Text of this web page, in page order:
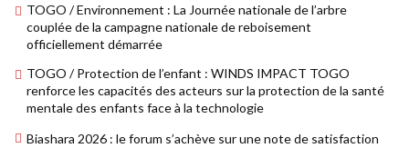
TOGO / Environnement : La Journée nationale de l’arbre
couplée de la campagne nationale de reboisement
officiellement démarrée
TOGO / Protection de l’enfant : WINDS IMPACT TOGO
renforce les capacités des acteurs sur la protection de la santé
mentale des enfants face à la technologie
Biashara 2026 : le forum s’achève sur une note de satisfaction